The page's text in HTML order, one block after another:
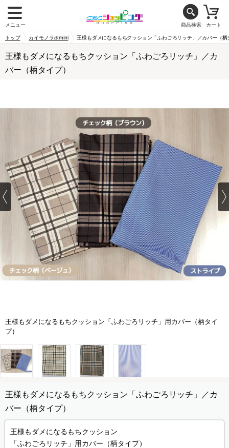
メニュー 商品検索 カート
トップ カイモノラボmini 王様もダメになるもちクッション「ふわごろリッチ」／カバー（柄
王様もダメになるもちクッション「ふわごろリッチ」／カ
バー（柄タイプ）
王様もダメになるもちクッション「ふわごろリッチ」用カバー（柄タイ
プ）
王様もダメになるもちクッション「ふわごろリッチ」／カ
バー（柄タイプ）
王様もダメになるもちクッション
「ふわごろリッチ」用カバー（柄タイプ）